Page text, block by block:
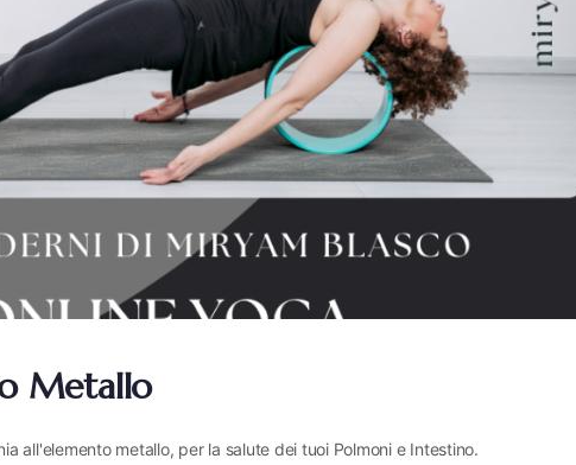
Metallo
all'elemento metallo, per la salute dei tuoi Polmoni e Intestino.